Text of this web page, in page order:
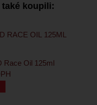
koupili:
RACE OIL 125ML